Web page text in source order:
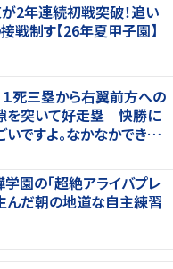
2年連続初戦突破！追い
戦制す【26年夏甲子園】
死三塁から右翼前方への
を突いて好走塁 快勝に
いですよ。なかなかできな
園の「超絶アライバプレ
んだ朝の地道な自主練習